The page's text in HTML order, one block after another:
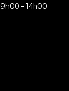
9h00 - 14h00
-